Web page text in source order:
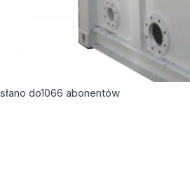
do1066 abonentów